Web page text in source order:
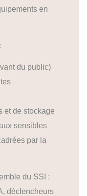
en
du public)
et de stockage
sensibles
par la
du SSI :
déclencheurs